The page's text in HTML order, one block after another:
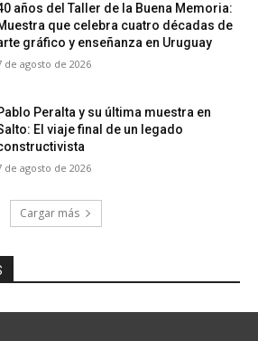
años del Taller de la Buena Memoria:
que celebra cuatro décadas de
gráfico y enseñanza en Uruguay
de agosto de 2026
Peralta y su última muestra en
El viaje final de un legado
de agosto de 2026
Cargar más